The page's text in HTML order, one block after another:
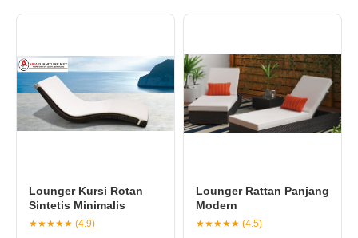
Lounger Kursi Rotan
Sintetis Minimalis
★★★★★ (4.9)
Lounger Rattan Panjang
Modern
★★★★★ (4.5)